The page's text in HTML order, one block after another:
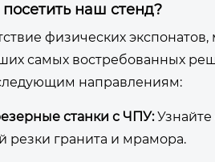
наш стенд?
физических
самых востребованных
направлениям:
станки с ЧПУ:Узнайте
резки гранита и мрамора.